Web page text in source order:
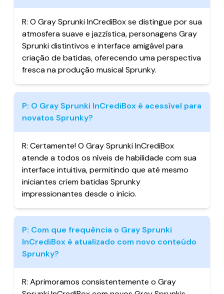
R: O Gray Sprunki InCrediBox se distingue por sua
atmosfera suave e jazzística, personagens Gray
Sprunki distintivos e interface amigável para
criação de batidas, oferecendo uma perspectiva
fresca na produção musical Sprunky.
P: O Gray Sprunki InCrediBox é acessível para
novatos Sprunky?
R: Certamente! O Gray Sprunki InCrediBox
atende a todos os níveis de habilidade com sua
interface intuitiva, permitindo que até mesmo
iniciantes criem batidas Sprunky
impressionantes desde o início.
P: Com que frequência o Gray Sprunki
InCrediBox é atualizado com novo conteúdo
Sprunky?
R: Aprimoramos consistentemente o Gray